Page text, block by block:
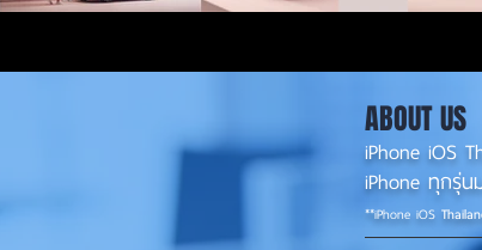
ABOUT US
iPhone iOS
iPhone ทุกรุ่
**iPhone iOS